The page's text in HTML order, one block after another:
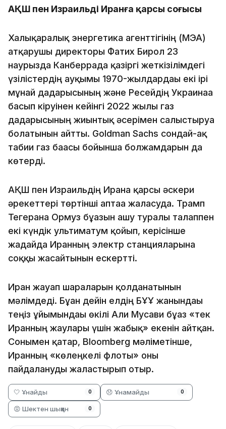
АҚШ пен Израильдің Иранға қарсы соғысы
Халықаралық энергетика агенттігінің (МЭА)
атқарушы директоры Фатих Бирол 23
наурызда Канберрада қазіргі жеткізілімдегі
үзілістердің ауқымы 1970-жылдардағы екі ірі
мұнай дағдарысының және Ресейдің Украинаға
басып кіруінен кейінгі 2022 жылғы газ
дағдарысының жиынтық әсерімен салыстыруға
болатынын айтты. Goldman Sachs сондай-ақ
табиғи газ бағасы бойынша болжамдарын да
көтерді.
АҚШ пен Израильдің Иранға қарсы әскери
әрекеттері төртінші аптаға жалғасуда. Трамп
Тегеранға Ормуз бұғазын ашу туралы талаппен
екі күндік ультиматум қойып, керісінше
жағдайда Иранның электр станцияларына
соққы жасайтынын ескертті.
Иран жауап шараларын қолданатынын
мәлімдеді. Бұған дейін елдің БҰҰ жанындағы
теңіз ұйымындағы өкілі Али Мусави бұғаз «тек
Иранның жаулары үшін жабық» екенін айтқан.
Сонымен қатар, Bloomberg мәліметінше,
Иранның «көлеңкелі флоты» оны
пайдалануды жалғастырып отыр.
🤍 Ұнайды 0 😞 Ұнамайды 0
😡 Шектен шыққан 0